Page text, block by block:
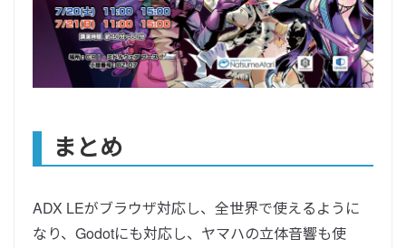
まとめ
ADX LEがブラウザ対応し、全世界で使えるように
なり、Godotにも対応し、ヤマハの立体音響も使